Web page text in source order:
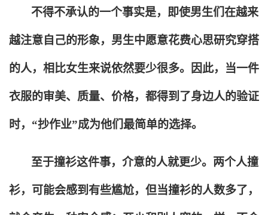
不得不承认的一个事实是，即使男生们在越来
越注意自己的形象，男生中愿意花费心思研究穿搭
的人，相比女生来说依然要少很多。因此，当一件
衣服的审美、质量、价格，都得到了身边人的验证
时，“抄作业”成为他们最简单的选择。
至于撞衫这件事，介意的人就更少。两个人撞
衫，可能会感到有些尴尬，但当撞衫的人数多了，